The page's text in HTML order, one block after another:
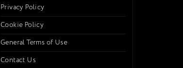
Privacy Policy
Cookie Policy
General Terms of Use
Contact Us